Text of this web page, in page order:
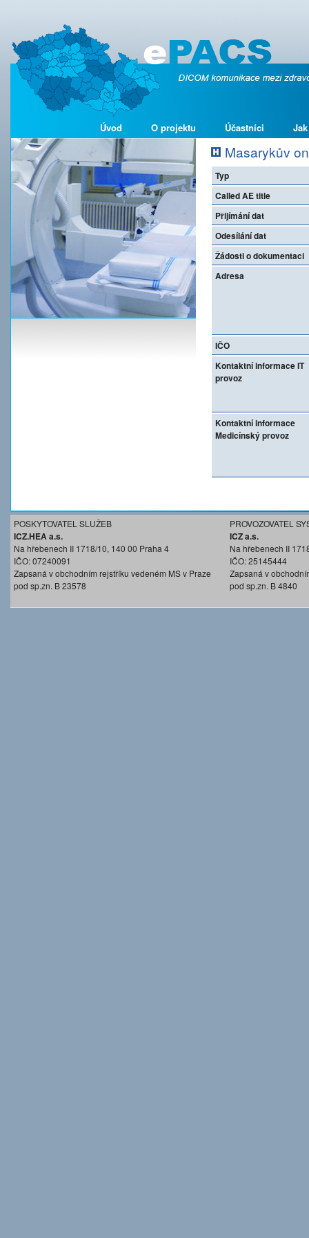
Úvod O projektu Účastníci
Masarykův
Typ
Called AE title
Přijímání dat
Odesílání dat
Žádosti o dokumentaci
Adresa
IČO
Kontaktní informace IT
provoz
Kontaktní informace
Medicínský provoz
POSKYTOVATEL SLUŽEB
ICZ.HEA a.s.
Na hřebenech II 1718/10, 140 00 Praha 4
IČO: 07240091
Zapsaná v obchodním rejstříku vedeném MS v Praze
pod sp.zn. B 23578
PROVOZOVATEL
ICZ a.s.
Na hřebenech II
IČO: 25145444
Zapsaná v
pod sp.zn. B 4840